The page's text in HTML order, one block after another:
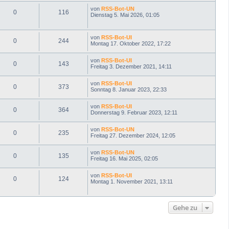
0 116 von RSS-Bot-UN
Dienstag 5. Mai 2026, 01:05
0 244 von RSS-Bot-UI
Montag 17. Oktober 2022, 17:22
0 143 von RSS-Bot-UI
Freitag 3. Dezember 2021, 14:11
0 373 von RSS-Bot-UI
Sonntag 8. Januar 2023, 22:33
0 364 von RSS-Bot-UI
Donnerstag 9. Februar 2023, 12:11
0 235 von RSS-Bot-UN
Freitag 27. Dezember 2024, 12:05
0 135 von RSS-Bot-UN
Freitag 16. Mai 2025, 02:05
0 124 von RSS-Bot-UI
Montag 1. November 2021, 13:11
Gehe zu